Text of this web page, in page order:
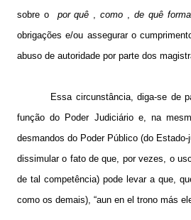
sobre o
por quê ,como de quê forma
obrigações e/ou assegurar o
abuso de autoridade por parte dos
Essa circunstância, diga-se de
função do Poder Judiciário e, na
desmandos do Poder Público (do
dissimular o fato de que, por vezes, o
de tal competência) pode levar a que,
como os demais), “aun en el trono más